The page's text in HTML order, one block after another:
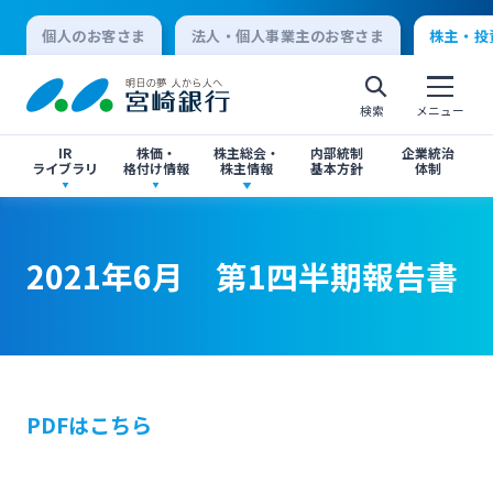
個人のお客さま 法人・個人事業主のお客さま 株主・
検索 メニュー
IR
ライブラリ
株価・
格付け情報
株主総会・
株主情報
内部統制
基本方針
企業統治
体制
個人向けインターネットバンキング
ログオン
法人向けインターネットバンキング
2021年6月 第1四半期報告書
PDFはこちら